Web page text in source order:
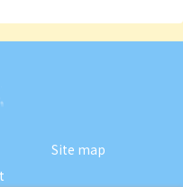
Site map